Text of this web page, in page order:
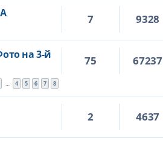
7 9328
на 3-й
… 4 5 6 7 8
75 67237
2 4637